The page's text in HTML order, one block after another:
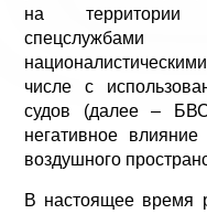
на территории
числе с
судов (далее –
негативное
воздушного
В настоящее время